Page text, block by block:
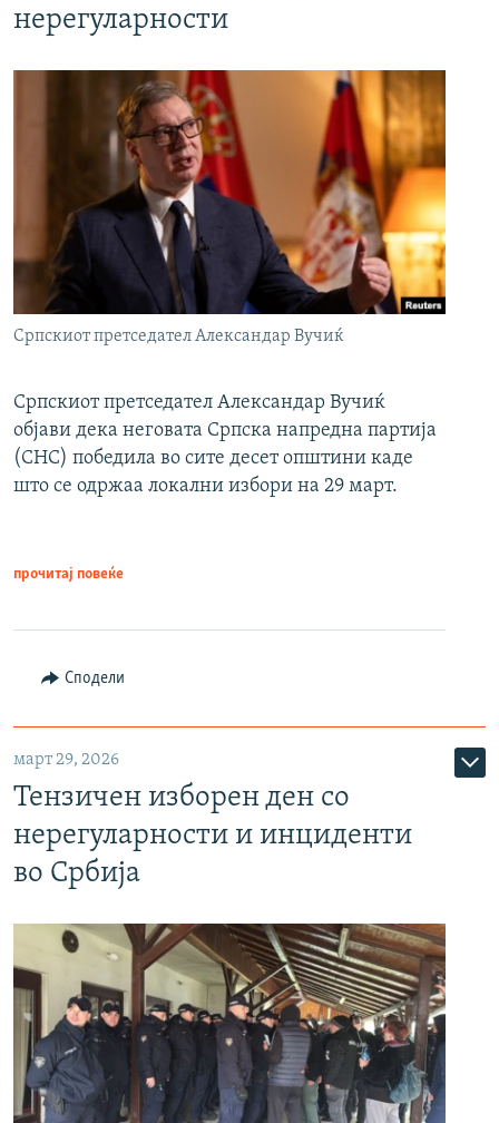
нерегуларности
Српскиот претседател Александар Вучиќ
Српскиот претседател Александар Вучиќ
објави дека неговата Српска напредна партија
(СНС) победила во сите десет општини каде
што се одржаа локални избори на 29 март.
прочитај повеќе
Сподели
март 29, 2026
Тензичен изборен ден со
нерегуларности и инциденти
во Србија